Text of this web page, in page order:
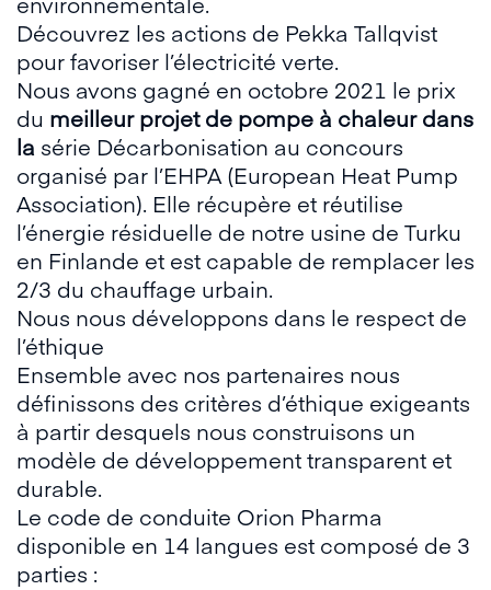
Découvrez les actions de Pekka Tallqvist
pour favoriser l’électricité verte.
Nous avons gagné en octobre 2021 le prix
du meilleur projet de pompe à chaleur dans
la série Décarbonisation au concours
organisé par l’EHPA (European Heat Pump
Association). Elle récupère et réutilise
l’énergie résiduelle de notre usine de Turku
en Finlande et est capable de remplacer les
2/3 du chauffage urbain.
Nous nous développons dans le respect de
l’éthique
Ensemble avec nos partenaires nous
définissons des critères d’éthique exigeants
à partir desquels nous construisons un
modèle de développement transparent et
durable.
Le code de conduite Orion Pharma
disponible en 14 langues est composé de 3
parties :